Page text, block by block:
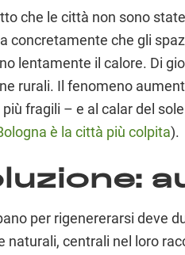
che le città non sono
concretamente che gli
lentamente il calore. Di
rurali. Il fenomeno
fragili – e al calar del
è la città più colpita).
per rigenererarsi deve
naturali, centrali nel loro